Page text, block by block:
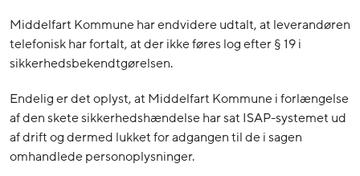
Middelfart Kommune har endvidere udtalt, at leverandøren
telefonisk har fortalt, at der ikke føres log efter § 19 i
sikkerhedsbekendtgørelsen.
Endelig er det oplyst, at Middelfart Kommune i forlængelse
af den skete sikkerhedshændelse har sat ISAP-systemet ud
af drift og dermed lukket for adgangen til de i sagen
omhandlede personoplysninger.